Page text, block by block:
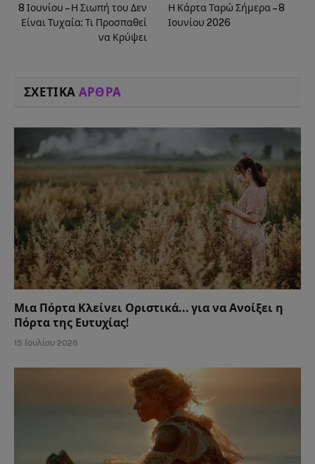
8 Ιουνίου – Η Σιωπή του Δεν
Είναι Τυχαία: Τι Προσπαθεί
να Κρύψει
Η Κάρτα Ταρώ Σήμερα – 8
Ιουνίου 2026
ΣΧΕΤΙΚΑ ΑΡΘΡΑ
Μια Πόρτα Κλείνει Οριστικά… για να Ανοίξει η
Πόρτα της Ευτυχίας!
15 Ιουλίου 2026